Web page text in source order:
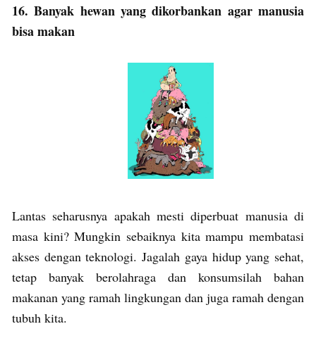
16. Banyak hewan yang dikorbankan agar manusia
bisa makan
Lantas seharusnya apakah mesti diperbuat manusia di
masa kini? Mungkin sebaiknya kita mampu membatasi
akses dengan teknologi. Jagalah gaya hidup yang sehat,
tetap banyak berolahraga dan konsumsilah bahan
makanan yang ramah lingkungan dan juga ramah dengan
tubuh kita.